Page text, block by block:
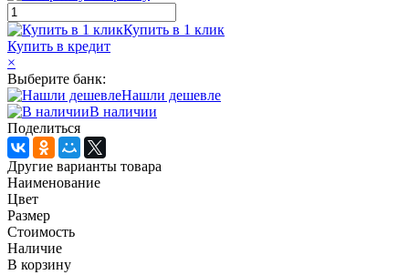
Купить в 1 клик
Купить в кредит
×
Выберите банк:
Нашли дешевле
В наличии
Поделиться
Другие варианты товара
Наименование
Цвет
Размер
Стоимость
Наличие
В корзину